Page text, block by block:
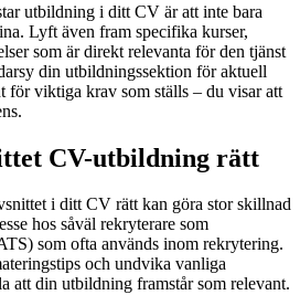
utbildning i ditt CV är att inte bara
Lyft även fram specifika kurser,
som är direkt relevanta för den tjänst
din utbildningssektion för aktuell
för viktiga krav som ställs – du visar att
CV-utbildning rätt
i ditt CV rätt kan göra stor skillnad
hos såväl rekryterare som
som ofta används inom rekrytering.
och undvika vanliga
att din utbildning framstår som relevant.